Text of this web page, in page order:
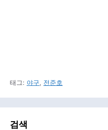
태그: 야구, 전준호
검색